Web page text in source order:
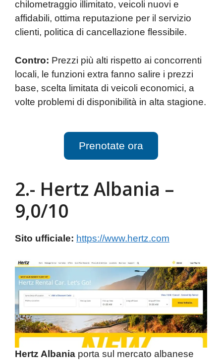
chilometraggio illimitato, veicoli nuovi e
affidabili, ottima reputazione per il servizio
clienti, politica di cancellazione flessibile.
Contro: Prezzi più alti rispetto ai concorrenti
locali, le funzioni extra fanno salire i prezzi
base, scelta limitata di veicoli economici, a
volte problemi di disponibilità in alta stagione.
Prenotate ora
2.- Hertz Albania –
9,0/10
Sito ufficiale: https://www.hertz.com
Hertz Albania porta sul mercato albanese